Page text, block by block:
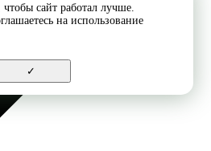
сайт работал лучше.
на использование
✓